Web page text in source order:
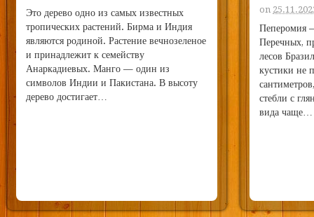
Это дерево одно из самых известных
тропических растений. Бирма и Индия
являются родиной. Растение вечнозеленое
и принадлежит к семейству
Анаркадиевых. Манго — один из
символов Индии и Пакистана. В высоту
дерево достигает…
on
Пеперомия
Перечных,
лесов
кустики не
стебли с
вида чаще…